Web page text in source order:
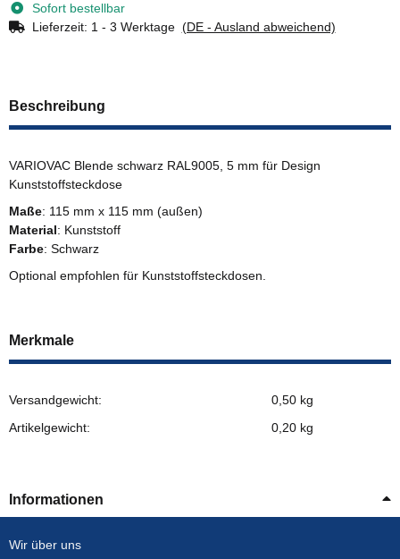
Sofort bestellbar
Lieferzeit: 1 - 3 Werktage (DE - Ausland abweichend)
Beschreibung
VARIOVAC Blende schwarz RAL9005, 5 mm für Design
Kunststoffsteckdose
Maße: 115 mm x 115 mm (außen)
Material: Kunststoff
Farbe: Schwarz
Optional empfohlen für Kunststoffsteckdosen.
Merkmale
Versandgewicht:
0,50 kg
Artikelgewicht:
0,20 kg
Informationen
Wir über uns